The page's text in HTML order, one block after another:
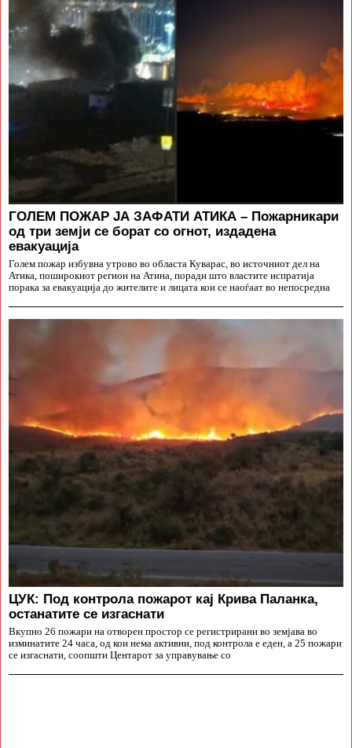
ГОЛЕМ ПОЖАР ЈА ЗАФАТИ АТИКА – Пожарникари
од три земји се борат со огнот, издадена
евакуација
Голем пожар избувна утрово во областа Куварас, во источниот дел на
Атика, поширокиот регион на Атина, поради што властите испратија
порака за евакуација до жителите и лицата кои се наоѓаат во непосредна
ЦУК: Под контрола пожарот кај Крива Паланка,
останатите се изгаснати
Вкупно 26 пожари на отворен простор се регистрирани во земјава во
изминатите 24 часа, од кои нема активни, под контрола е еден, а 25 пожари
се изгаснати, соопшти Центарот за управување со